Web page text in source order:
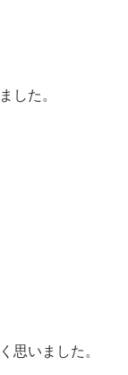
した。
思いました。